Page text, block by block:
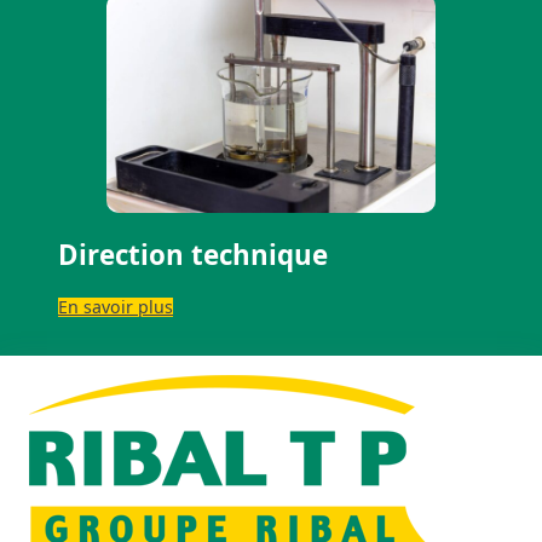
Direction technique
En savoir plus